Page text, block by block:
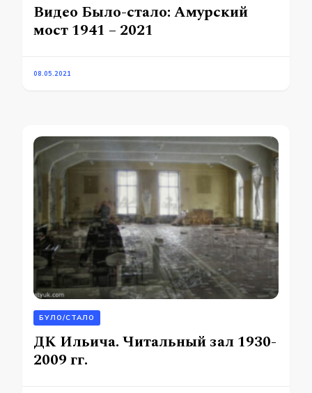
Видео Было-стало: Амурский
мост 1941 – 2021
08.05.2021
БУЛО/СТАЛО
ДК Ильича. Читальный зал 1930-
2009 гг.